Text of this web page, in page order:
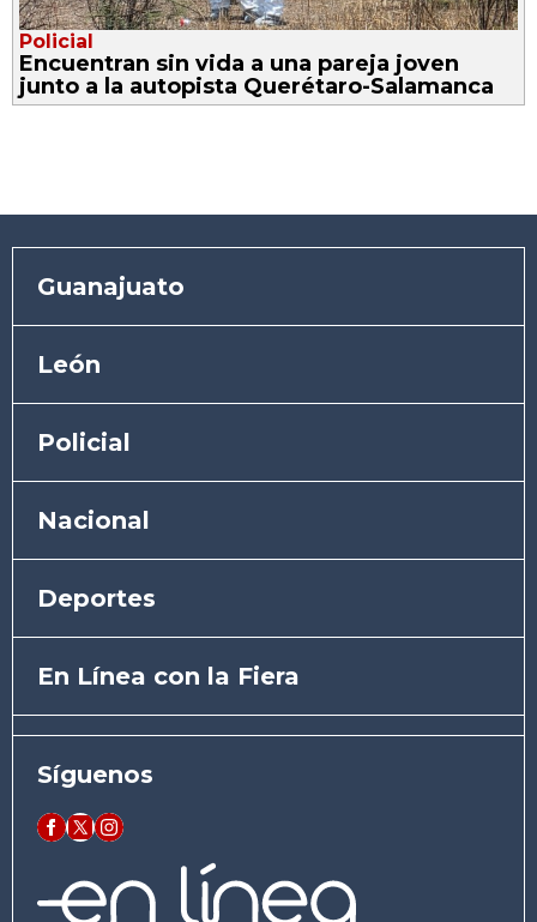
Policial
Encuentran sin vida a una pareja joven
junto a la autopista Querétaro-Salamanca
Guanajuato
León
Policial
Nacional
Deportes
En Línea con la Fiera
Síguenos